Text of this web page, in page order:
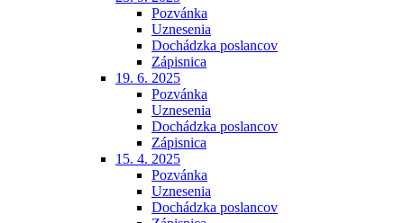
Pozvánka
Uznesenia
Dochádzka poslancov
Zápisnica
19. 6. 2025
Pozvánka
Uznesenia
Dochádzka poslancov
Zápisnica
15. 4. 2025
Pozvánka
Uznesenia
Dochádzka poslancov